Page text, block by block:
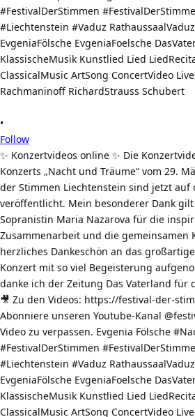
•
Follow
✨ Konzertvideos online ✨ Die
Konzerts „Nacht und Träume“ vom 29.
der Stimmen Liechtenstein sind jetzt auf
veröffentlicht. Mein besonderer Dank
Sopranistin Maria Nazarova für die
Zusammenarbeit und die gemeinsamen
herzliches Dankeschön an das
Konzert mit so viel Begeisterung
danke ich der Zeitung Das Vaterland für
🎥 Zu den Videos: https://festival-der-
Abonniere unseren Youtube-Kanal
Video zu verpassen. Evgenia Fölsche
#FestivalDerStimmen
#Liechtenstein #Vaduz
EvgeniaFölsche EvgeniaFoelsche
KlassischeMusik Kunstlied Lied
ClassicalMusic ArtSong ConcertVideo